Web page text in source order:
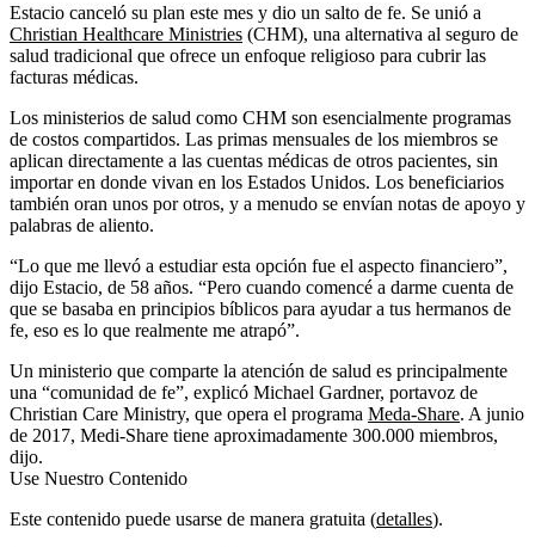
Estacio canceló su plan este mes y dio un salto de fe. Se unió a
Christian Healthcare Ministries (CHM), una alternativa al seguro de
salud tradicional que ofrece un enfoque religioso para cubrir las
facturas médicas.
Los ministerios de salud como CHM son esencialmente programas
de costos compartidos. Las primas mensuales de los miembros se
aplican directamente a las cuentas médicas de otros pacientes, sin
importar en donde vivan en los Estados Unidos. Los beneficiarios
también oran unos por otros, y a menudo se envían notas de apoyo y
palabras de aliento.
“Lo que me llevó a estudiar esta opción fue el aspecto financiero”,
dijo Estacio, de 58 años. “Pero cuando comencé a darme cuenta de
que se basaba en principios bíblicos para ayudar a tus hermanos de
fe, eso es lo que realmente me atrapó”.
Un ministerio que comparte la atención de salud es principalmente
una “comunidad de fe”, explicó Michael Gardner, portavoz de
Christian Care Ministry, que opera el programa Meda-Share. A junio
de 2017, Medi-Share tiene aproximadamente 300.000 miembros,
dijo.
Use Nuestro Contenido
Este contenido puede usarse de manera gratuita (detalles).